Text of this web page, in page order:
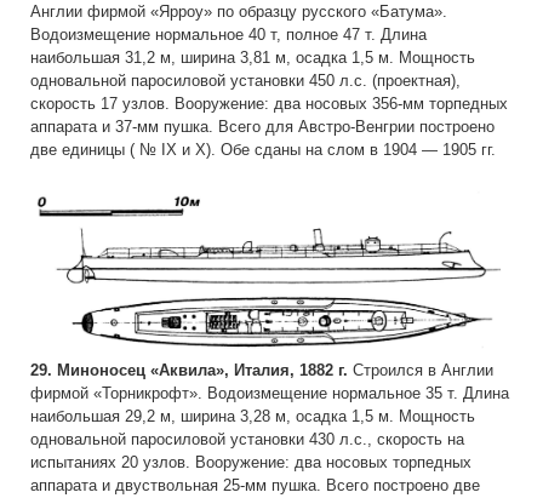
Англии фирмой «Ярроу» по образцу русского «Батума».
Водоизмещение нормальное 40 т, полное 47 т. Длина
наибольшая 31,2 м, ширина 3,81 м, осадка 1,5 м. Мощность
одновальной паросиловой установки 450 л.с. (проектная),
скорость 17 узлов. Вооружение: два носовых 356-мм торпедных
аппарата и 37-мм пушка. Всего для Австро-Венгрии построено
две единицы ( № IX и X). Обе сданы на слом в 1904 — 1905 гг.
29. Миноносец «Аквила», Италия, 1882 г. Строился в Англии
фирмой «Торникрофт». Водоизмещение нормальное 35 т. Длина
наибольшая 29,2 м, ширина 3,28 м, осадка 1,5 м. Мощность
одновальной паросиловой установки 430 л.с., скорость на
испытаниях 20 узлов. Вооружение: два носовых торпедных
аппарата и двуствольная 25-мм пушка. Всего построено две